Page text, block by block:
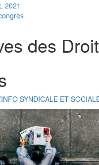
2021
des
SYNDICALE ET